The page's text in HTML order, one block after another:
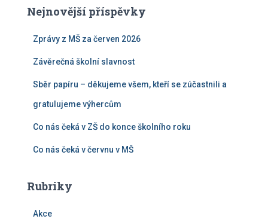
Nejnovější příspěvky
Zprávy z MŠ za červen 2026
Závěrečná školní slavnost
Sběr papíru – děkujeme všem, kteří se zúčastnili a
gratulujeme výhercům
Co nás čeká v ZŠ do konce školního roku
Co nás čeká v červnu v MŠ
Rubriky
Akce